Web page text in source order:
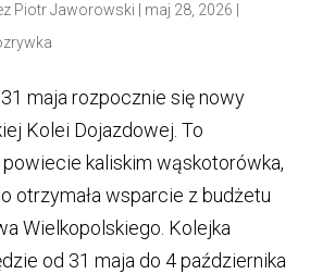
Piotr Jaworowski maj 28, 2026
maja rozpocznie się nowy
Kolei Dojazdowej. To
kaliskim wąskotorówka,
otrzymała wsparcie z budżetu
Wielkopolskiego. Kolejka
od 31 maja do 4 października